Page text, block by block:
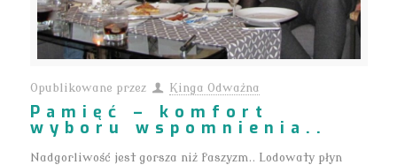
Opublikowane przez Kinga Odważna
Pamięć – komfort
wyboru wspomnienia..
Nadgorliwość jest gorsza niż faszyzm.. Lodowaty płyn